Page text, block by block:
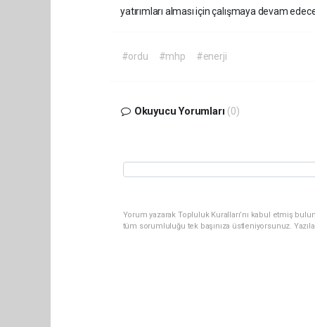
yatırımları alması için çalışmaya devam
#ordu #mhp #enerji
Okuyucu Yorumları (0)
Yorum yazarak Topluluk Kuralları’nı kabul etmiş
tüm sorumluluğu tek başınıza üstleniyorsunuz.